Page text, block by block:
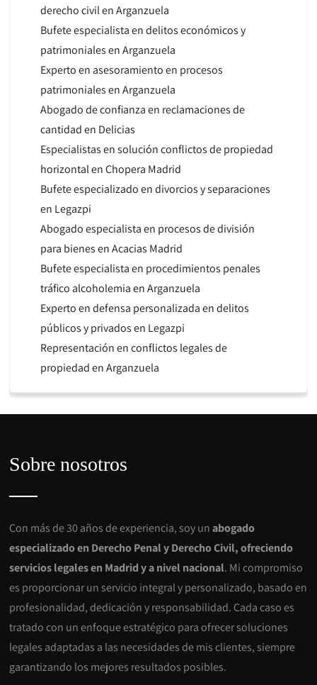
derecho civil en Arganzuela
Bufete especialista en delitos económicos y
patrimoniales en Arganzuela
Experto en asesoramiento en procesos
patrimoniales en Arganzuela
Abogado de confianza en reclamaciones de
cantidad en Delicias
Especialistas en solución conflictos de propiedad
horizontal en Chopera Madrid
Bufete especializado en divorcios y separaciones
en Legazpi
Abogado especialista en procesos de división
para bienes en Acacias Madrid
Bufete especialista en procedimientos penales
tráfico alcoholemia en Arganzuela
Experto en defensa personalizada en delitos
públicos y privados en Legazpi
Representación en conflictos legales de
propiedad en Arganzuela
Sobre nosotros
Con más de 30 años de experiencia, soy unabogado
especializado en Derecho Penal y Derecho Civil, ofreciendo
servicios legales en Madrid y a nivel nacional. Mi compromiso
es proporcionar un servicio integral y personalizado, basado en
profesionalidad, dedicación y responsabilidad. Cada caso es
tratado con un enfoque estratégico para ofrecer soluciones
legales adaptadas a las necesidades de mis clientes, siempre
garantizando los mejores resultados posibles.